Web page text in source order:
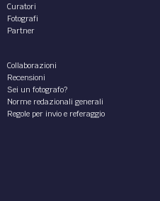
Curatori
Fotografi
Partner
Collaborazioni
Recensioni
Sei un fotografo?
Norme redazionali generali
Regole per invio e referaggio